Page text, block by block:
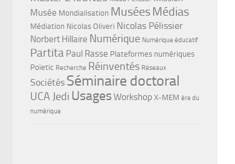
Musée Mondialisation MuséesMédias
Médiation Nicolas Oliveri Nicolas Pélissier
Norbert Hillaire Numérique Numérique éducatif
Partita Paul Rasse Plateformes numériques
Poïetic Recherche Réinventés Réseaux
Sociétés Séminaire doctoral
UCA Jedi UsagesWorkshop X-MEM ère du
numérique